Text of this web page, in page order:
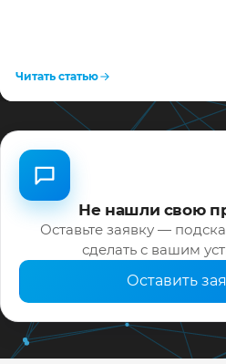
Читать статью
Не нашли свою
Оставьте заявку —
сделать с вашим
Оставить